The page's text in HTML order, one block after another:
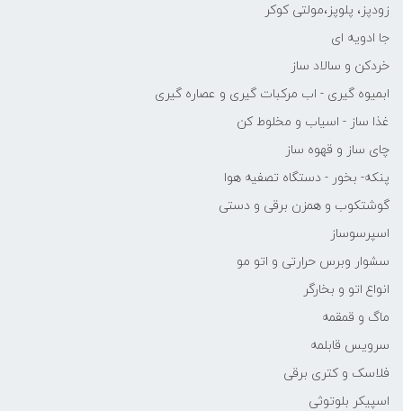
زودپز، پلوپز،مولتی کوکر
جا ادویه ای
خردکن و سالاد ساز
ابمیوه گیری - اب مرکبات گیری و عصاره گیری
غذا ساز - اسیاب و مخلوط کن
چای ساز و قهوه ساز
پنکه- بخور - دستگاه تصفیه هوا
گوشتکوب و همزن برقی و دستی
اسپرسوساز
سشوار وبرس حرارتی و اتو مو
انواع اتو و بخارگر
ماگ و قمقمه
سرویس قابلمه
فلاسک و کتری برقی
اسپیکر بلوتوثی